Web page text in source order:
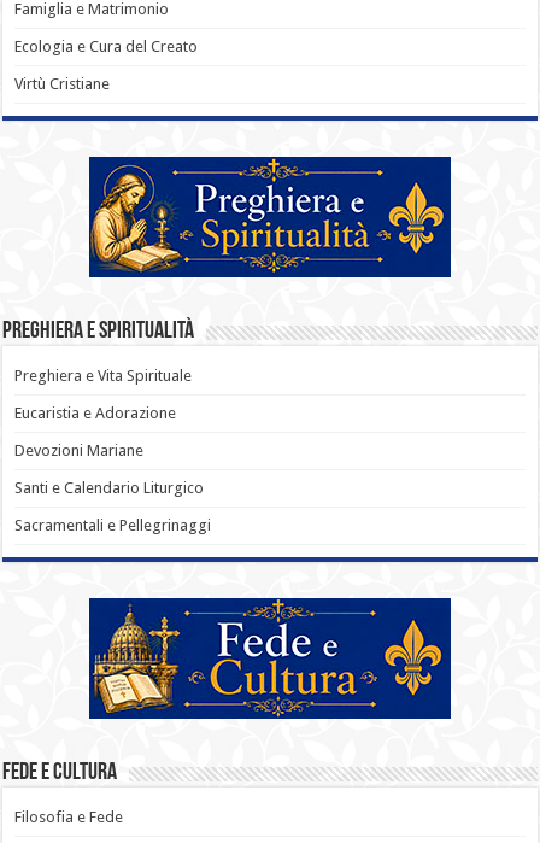
Famiglia e Matrimonio
Ecologia e Cura del Creato
Virtù Cristiane
Preghiera e Spiritualità
Preghiera e Vita Spirituale
Eucaristia e Adorazione
Devozioni Mariane
Santi e Calendario Liturgico
Sacramentali e Pellegrinaggi
Fede e Cultura
Filosofia e Fede